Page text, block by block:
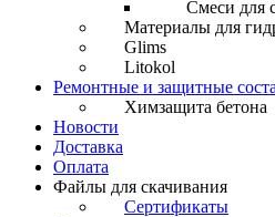
Смеси для
Материалы для
Glims
Litokol
Ремонтные и защитные
Химзащита бетона
Новости
Доставка
Оплата
Файлы для скачивания
Сертификаты